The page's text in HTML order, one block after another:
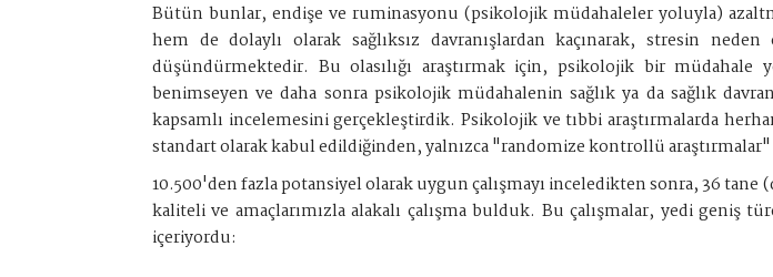
Bütün bunlar, endişe ve ruminasyonu (psikolojik müdahaleler yoluyla)
hem de dolaylı olarak sağlıksız davranışlardan kaçınarak, stresin
düşündürmektedir. Bu olasılığı araştırmak için, psikolojik bir müdahale
benimseyen ve daha sonra psikolojik müdahalenin sağlık ya da sağlık
kapsamlı incelemesini gerçekleştirdik. Psikolojik ve tıbbi araştırmalarda
standart olarak kabul edildiğinden, yalnızca "randomize kontrollü
10.500'den fazla potansiyel olarak uygun çalışmayı inceledikten sonra, 36
kaliteli ve amaçlarımızla alakalı çalışma bulduk. Bu çalışmalar, yedi
içeriyordu: